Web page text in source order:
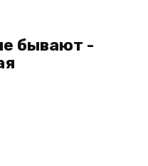
бывают -